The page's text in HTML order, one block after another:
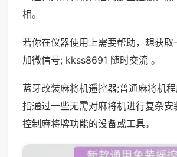
相。
若你在仪器使用上需要帮助，想获取
加微信号; kkss8691 随时交流 。
蓝牙改装麻将机遥控器;普通麻将机
指通过一些无需对麻将机进行复杂安
控制麻将牌功能的设备或工具。